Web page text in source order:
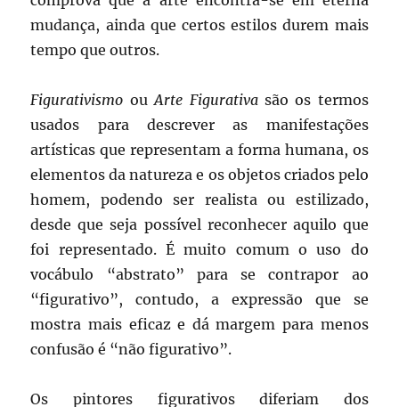
mudança, ainda que certos estilos durem mais
tempo que outros.
Figurativismo ouArte Figurativasão os termos
usados para descrever as manifestações
artísticas que representam a forma humana, os
elementos da natureza e os objetos criados pelo
homem, podendo ser realista ou estilizado,
desde que seja possível reconhecer aquilo que
foi representado. É muito comum o uso do
vocábulo “abstrato” para se contrapor ao
“figurativo”, contudo, a expressão que se
mostra mais eficaz e dá margem para menos
confusão é “não figurativo”.
Os pintores figurativos diferiam dos